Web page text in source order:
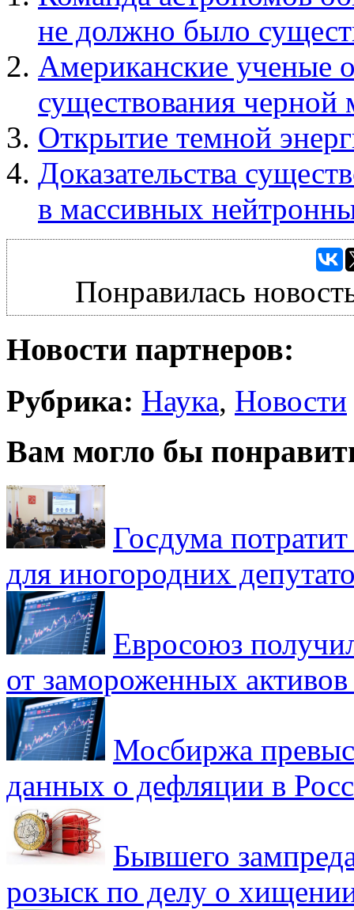
не должно было
Американские ученые
существования черной
Открытие темной
Доказательства
в массивных
Понравилась
Новости партнеров:
Рубрика: Наука, Новости
Вам могло бы
Госдума
для иногородних
Евросоюз
от замороженных
Мосбиржа
данных о дефляции в
Бывшего
розыск по делу о